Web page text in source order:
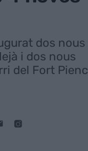
dos nous
i dos nous
del Fort Pienc